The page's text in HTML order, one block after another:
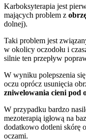
Karboksyterapia jest
mających problem z
dolnej).
Taki problem jest
w okolicy oczodołu i
silnie ten przepływ
W wyniku polepszenia
oczu oprócz usunięcia
zniwelowania cieni pod
W przypadku bardzo
mezoterapią igłową na
dodatkowo dotleni skórę
oczami.